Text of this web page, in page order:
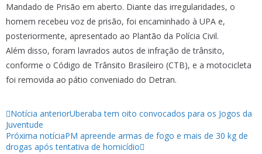
Mandado de Prisão em aberto. Diante das irregularidades, o
homem recebeu voz de prisão, foi encaminhado à UPA e,
posteriormente, apresentado ao Plantão da Polícia Civil.
Além disso, foram lavrados autos de infração de trânsito,
conforme o Código de Trânsito Brasileiro (CTB), e a motocicleta
foi removida ao pátio conveniado do Detran.
Notícia anteriorUberaba tem oito convocados para os Jogos da
Juventude
Próxima notíciaPM apreende armas de fogo e mais de 30 kg de
drogas após tentativa de homicídio